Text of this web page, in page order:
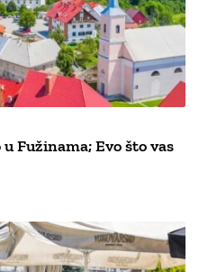
Fužinama; Evo što vas